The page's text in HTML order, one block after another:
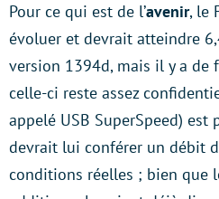
Pour ce qui est de l’avenir, le
évoluer et devrait atteindre
version 1394d, mais il y a de
celle-ci reste assez
appelé USB SuperSpeed) est
devrait lui conférer un débit
conditions réelles ; bien que